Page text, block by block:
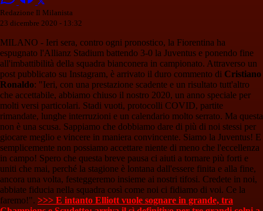
Redazione Il Milanista
23 dicembre 2020 - 13:32
MILANO - Ieri sera, contro ogni pronostico, la Fiorentina ha
espugnato l'Allianz Stadium battendo 3-0 la Juventus e ponendo fine
all'imbattibilità della squadra bianconera in campionato. Attraverso un
post pubblicato su Instagram, è arrivato il duro commento di Cristiano
Ronaldo: "Ieri, con una prestazione scadente e un risultato tutt'altro
che accettabile, abbiamo chiuso il nostro 2020, un anno speciale per
molti versi particolari. Stadi vuoti, protocolli COVID, partite
rimandate, lunghe interruzioni e un calendario molto serrato. Ma questa
non è una scusa. Sappiamo che dobbiamo dare di più di noi stessi per
giocare meglio e vincere in maniera convincente. Siamo la Juventus! E
semplicemente non possiamo accettare niente di meno che l'eccellenza
in campo! Spero che questa breve pausa ci aiuti a tornare più forti e
uniti che mai, perché la stagione è lontana dall'essere finita e alla fine,
ancora una volta, festeggeremo insieme ai nostri tifosi. Credete in noi,
abbiate fiducia nella squadra così come noi ci fidiamo di voi. Ce la
faremo!". >>> E intanto Elliott vuole sognare in grande, tra